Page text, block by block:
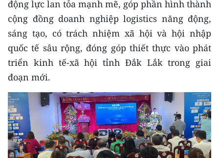
MEDIA CENTER
E-Magazine
Video
Media Chính trị
Media Kinh tế
Media Văn hóa
Media Xã hội
động lực lan tỏa mạnh mẽ, góp phần hình thành
cộng đồng doanh nghiệp logistics năng động,
sáng tạo, có trách nhiệm xã hội và hội nhập
quốc tế sâu rộng, đóng góp thiết thực vào phát
triển kinh tế-xã hội tỉnh Đắk Lắk trong giai
đoạn mới.